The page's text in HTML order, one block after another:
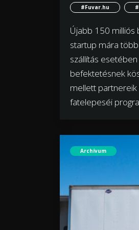
#Fuvar.hu
Újabb 150 milliós
startup mára
szállítás
befektetésnek
mellett partnereik
fatelepeséi
Archívum